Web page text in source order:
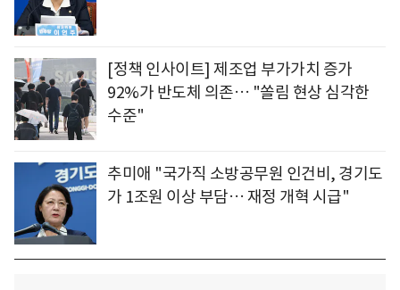
[정책 인사이트] 제조업 부가가치 증가
92%가 반도체 의존… "쏠림 현상 심각한
수준"
추미애 "국가직 소방공무원 인건비, 경기도
가 1조원 이상 부담… 재정 개혁 시급"